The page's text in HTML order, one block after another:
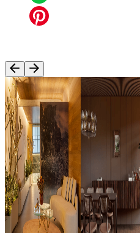
Arq & Decor
Decoração No
Estilo
Mediterrâneo:
Características,
Cores E
Tendências
SAIBA MAIS
Arq & Decor
Estilo
Arquitetura
Sensorial:
Principais
Padrões
SAIBA MAIS